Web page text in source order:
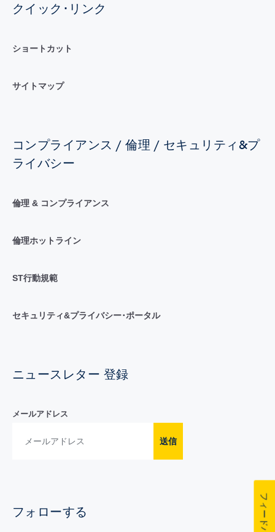
クイック･リンク
ショートカット
サイトマップ
コンプライアンス / 倫理 / セキュリティ&プ
ライバシー
倫理 & コンプライアンス
倫理ホットライン
ST行動規範
セキュリティ&プライバシー･ポータル
ニュースレター 登録
メールアドレス
送信
フォローする